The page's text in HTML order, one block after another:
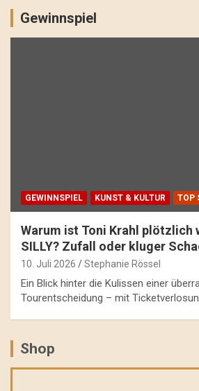
Gewinnspiel
GEWINNSPIEL KUNST & KULTUR TOP
Warum ist Toni Krahl plötzlich
SILLY? Zufall oder kluger
10. Juli 2026 Stephanie Rössel
Ein Blick hinter die Kulissen einer
Tourentscheidung – mit
Shop